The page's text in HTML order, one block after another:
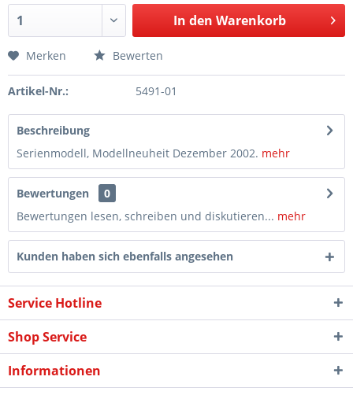
In den Warenkorb
Merken Bewerten
Artikel-Nr.: 5491-01
Beschreibung
Serienmodell, Modellneuheit Dezember 2002. mehr
Bewertungen
0
Bewertungen lesen, schreiben und diskutieren... mehr
Kunden haben sich ebenfalls angesehen
Service Hotline
Shop Service
Informationen